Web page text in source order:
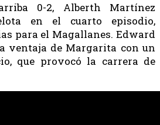
0-2, Alberth Martínez
en el cuarto episodio,
para el Magallanes. Edward
ventaja de Margarita con un
que provocó la carrera de